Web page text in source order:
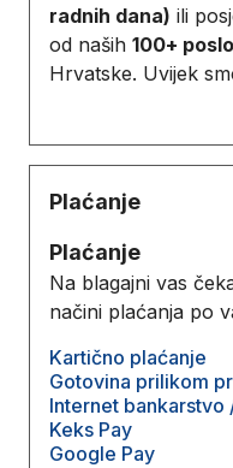
radnih dana) ili
od naših 100+
Hrvatske. Uvijek
Plaćanje
Plaćanje
Na blagajni vas
načini plaćanja po
Kartično plaćanje
Gotovina prilikom
Internet bankarstvo
Keks Pay
Google Pay